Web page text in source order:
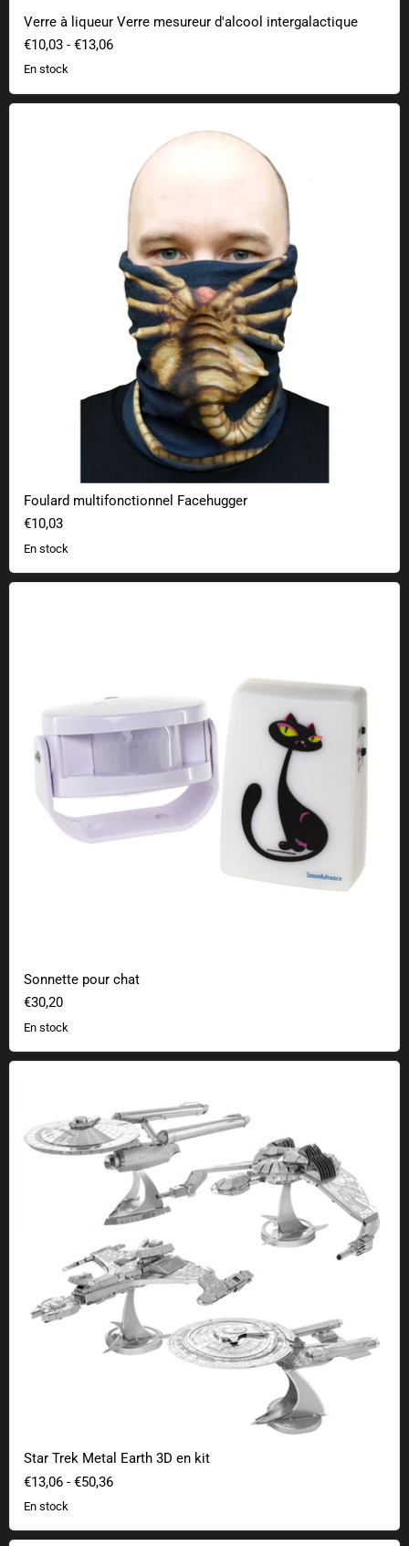
Verre à liqueur Verre mesureur d'alcool intergalactique
€10,03 - €13,06
En stock
Foulard multifonctionnel Facehugger
€10,03
En stock
Sonnette pour chat
€30,20
En stock
Star Trek Metal Earth 3D en kit
€13,06 - €50,36
En stock